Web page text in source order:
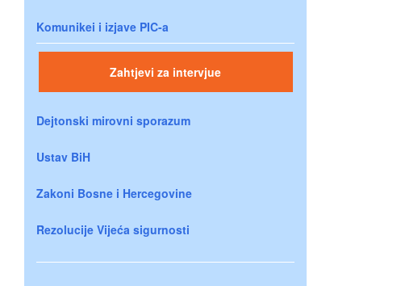
Komunikei i izjave PIC-a
Zahtjevi za intervjue
Dejtonski mirovni sporazum
Ustav BiH
Zakoni Bosne i Hercegovine
Rezolucije Vijeća sigurnosti